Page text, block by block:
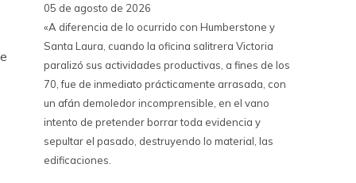
05 de agosto de 2026
«A diferencia de lo ocurrido con Humberstone y
Santa Laura, cuando la oficina salitrera Victoria
paralizó sus actividades productivas, a fines de los
70, fue de inmediato prácticamente arrasada, con
un afán demoledor incomprensible, en el vano
intento de pretender borrar toda evidencia y
sepultar el pasado, destruyendo lo material, las
edificaciones.